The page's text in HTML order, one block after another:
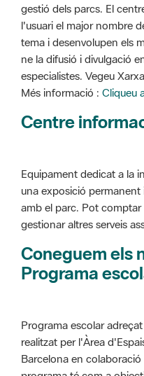
gestió dels parcs. El
l'usuari el major nombre
tema i desenvolupen els
ne la difusió i divulgació
especialistes. Vegeu
Més informació : Cliqueu
Centre
Equipament dedicat a la
una exposició
amb el parc. Pot
gestionar altres serveis
Coneguem els
Programa
Programa escolar
realitzat per l'Àrea
Barcelona en